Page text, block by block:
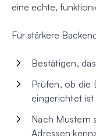
eine echte,
Für stärkere
Bestätigen,
Prüfen, ob die
eingerichtet ist
Nach Mustern
Adressen